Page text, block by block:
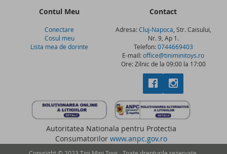
Contul Meu
Conectare
Cosul meu
Lista mea de dorinte
Contact
Adresa:Cluj-Napoca , Str. Caisului,
Nr. 9, Ap 1.
Telefon:0744669403
E-mail:office@tiniminitoys.ro
Ore: Zilnic de la 09:00 la 17:00
Autoritatea Nationala pentru Protectia
Consumatorilor www.anpc.gov.ro